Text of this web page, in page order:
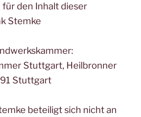
den Inhalt dieser
Stemke
Stuttgart, Heilbronner
Stuttgart
beteiligt sich nicht an